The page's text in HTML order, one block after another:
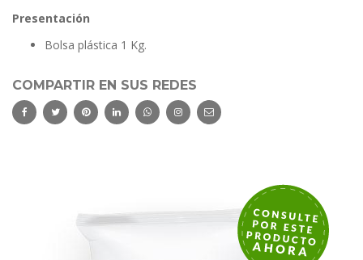
Presentación
Bolsa plástica 1 Kg.
COMPARTIR EN SUS REDES